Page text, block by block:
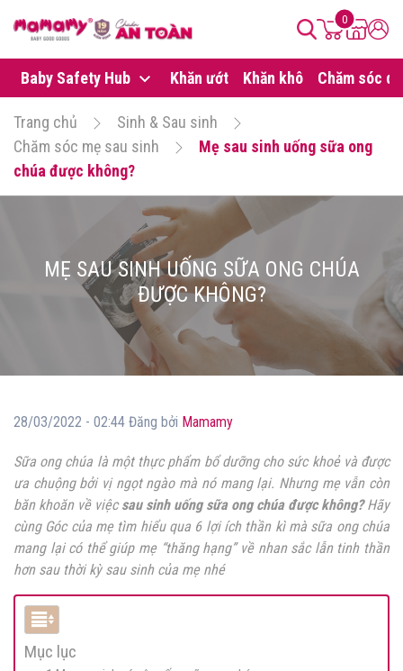
0
Baby Safety Hub Khăn ướt Khăn khô Chăm sóc da
Trang chủ
Sinh & Sau sinh
Chăm sóc mẹ sau sinh
Mẹ sau sinh uống sữa ong
chúa được không?
MẸ SAU SINH UỐNG SỮA ONG CHÚA
ĐƯỢC KHÔNG?
28/03/2022 - 02:44 Đăng bởi Mamamy
Sữa ong chúa là một thực phẩm bổ dưỡng cho sức khoẻ và được
ưa chuộng bởi vị ngọt ngào mà nó mang lại. Nhưng mẹ vẫn còn
băn khoăn về việcsau sinh uống sữa ong chúa được không?Hãy
cùng Góc của mẹ tìm hiểu qua 6 lợi ích thần kì mà sữa ong chúa
mang lại có thể giúp mẹ “thăng hạng” về nhan sắc lẫn tinh thần
hơn sau thời kỳ sau sinh của mẹ nhé
Mục lục